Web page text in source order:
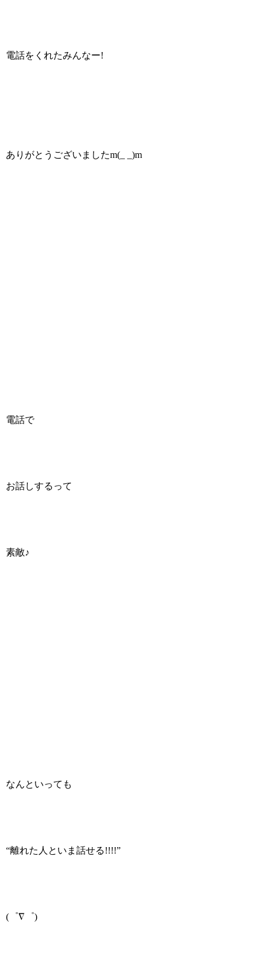
電話をくれたみんなー!
ありがとうございましたm(_ _)m
電話で
お話しするって
素敵♪
なんといっても
“離れた人といま話せる!!!!”
(゜∇゜)